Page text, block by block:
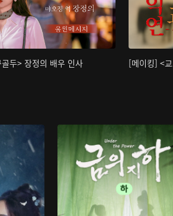
두> 장정의 배우 인사 [메이킹] <